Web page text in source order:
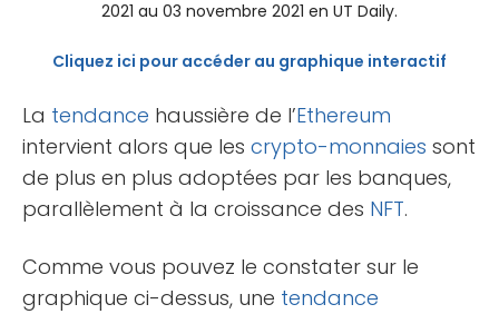
2021 au 03 novembre 2021 en UT Daily.
Cliquez ici pour accéder au graphique interactif
La tendance haussière de l’Ethereum
intervient alors que les crypto-monnaies sont
de plus en plus adoptées par les banques,
parallèlement à la croissance des NFT.
Comme vous pouvez le constater sur le
graphique ci-dessus, une tendance